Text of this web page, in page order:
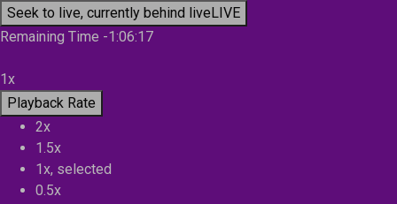
Seek to live, currently behind liveLIVE
Remaining Time -1:06:17
1x
Playback Rate
2x
1.5x
1x, selected
0.5x